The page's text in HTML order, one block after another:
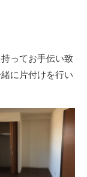
ってお手伝い致
に片付けを行い